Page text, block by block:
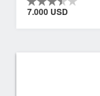
7.000 USD